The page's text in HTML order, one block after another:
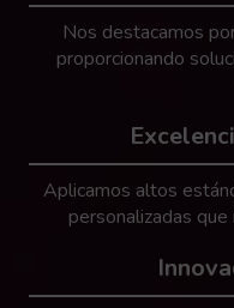
Nos destacamos
proporcionando
Aplicamos altos
personalizadas